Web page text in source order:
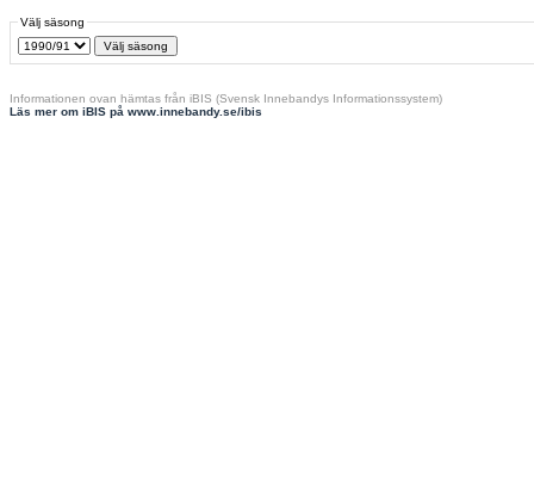
Välj säsong
Informationen ovan hämtas från iBIS (Svensk Innebandys Informationssystem)
Läs mer om iBIS på www.innebandy.se/ibis